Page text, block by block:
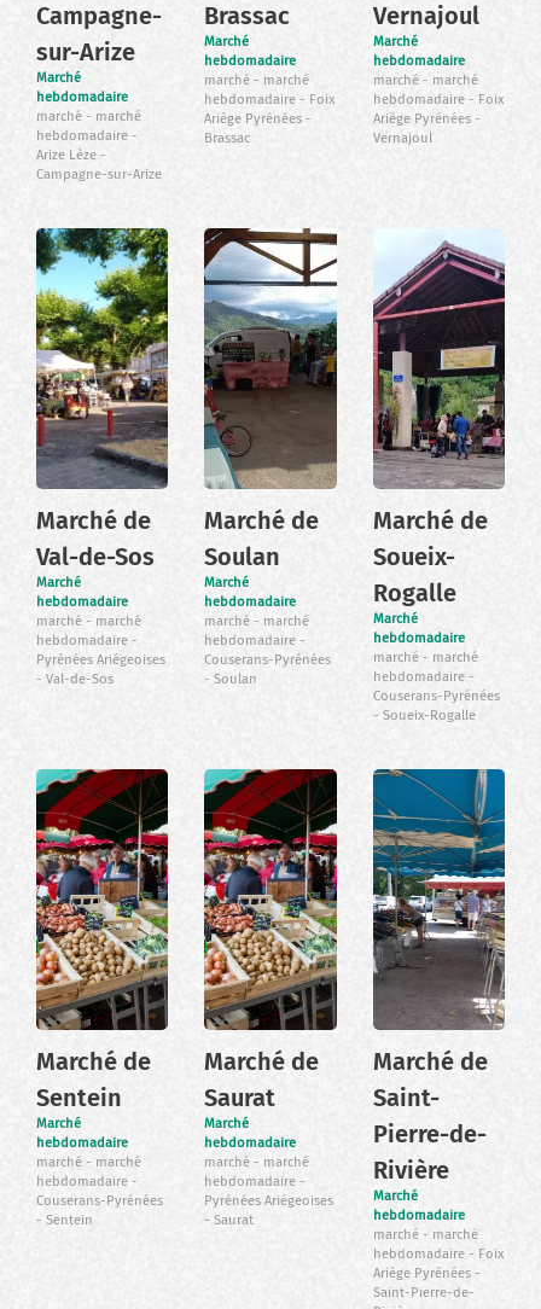
Campagne-
sur-Arize
Marché
hebdomadaire
marché
marché
hebdomadaire
Arize Lèze
Campagne-sur-Arize
Brassac
Marché
hebdomadaire
marché
marché
hebdomadaire
Foix
Ariège Pyrénées
Brassac
Vernajoul
Marché
hebdomadaire
marché
marché
hebdomadaire
Foix
Ariège Pyrénées
Vernajoul
Marché de
Val-de-Sos
Marché
hebdomadaire
marché
marché
hebdomadaire
Pyrénées Ariégeoises
Val-de-Sos
Marché de
Soulan
Marché
hebdomadaire
marché
marché
hebdomadaire
Couserans-Pyrénées
Soulan
Marché de
Soueix-
Rogalle
Marché
hebdomadaire
marché
marché
hebdomadaire
Couserans-Pyrénées
Soueix-Rogalle
Marché de
Sentein
Marché
hebdomadaire
marché
marché
hebdomadaire
Couserans-Pyrénées
Sentein
Marché de
Saurat
Marché
hebdomadaire
marché
marché
hebdomadaire
Pyrénées Ariégeoises
Saurat
Marché de
Saint-
Pierre-de-
Rivière
Marché
hebdomadaire
marché
marché
hebdomadaire
Foix
Ariège Pyrénées
Saint-Pierre-de-